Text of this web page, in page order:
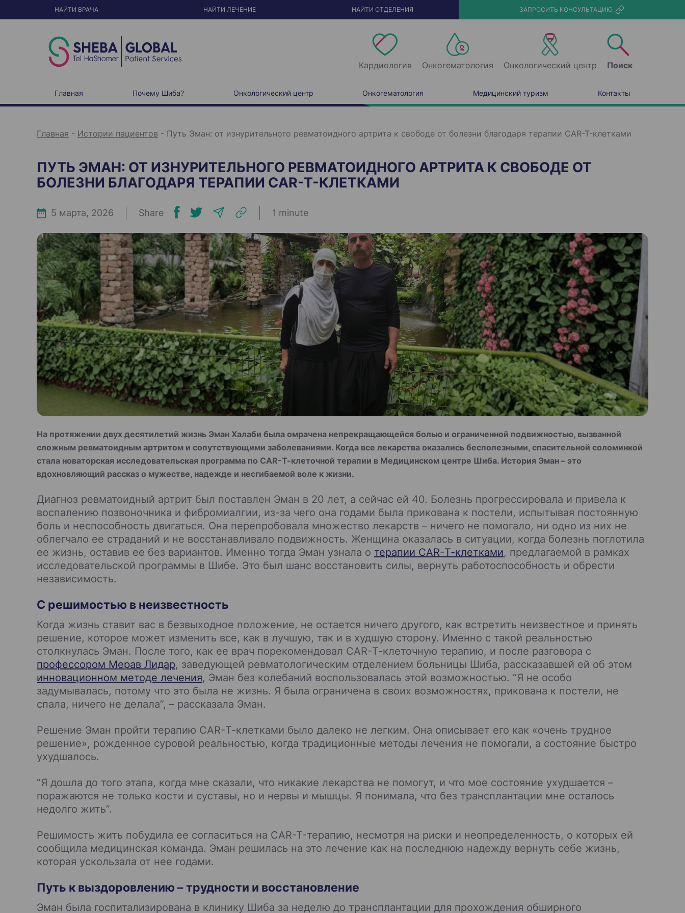
p
НАЙТИ ВРАЧА НАЙТИ ЛЕЧЕНИЕ НАЙТИ ОТДЕЛЕНИЯ ЗАПРОСИТЬ КОНСУЛЬТАЦИЮ
Кардиология Онкогематология Онкологический центр Поиск
Главная Почему Шиба? Онкологический центр Онкогематология Медицинский туризм Контакты
Главная - Истории пациентов - Путь Эман: от изнурительного ревматоидного артрита к свободе от болезни благодаря терапии CAR-T-клетками
ПУТЬ ЭМАН: ОТ ИЗНУРИТЕЛЬНОГО РЕВМАТОИДНОГО АРТРИТА К СВОБОДЕ ОТ
БОЛЕЗНИ БЛАГОДАРЯ ТЕРАПИИ CAR-T-КЛЕТКАМИ
5 марта, 2026 Share 1 minute
На протяжении двух десятилетий жизнь Эман Халаби была омрачена непрекращающейся болью и ограниченной подвижностью, вызванной
сложным ревматоидным артритом и сопутствующими заболеваниями. Когда все лекарства оказались бесполезными, спасительной соломинкой
стала новаторская исследовательская программа по CAR-Т-клеточной терапии в Медицинском центре Шиба. История Эман – это
вдохновляющий рассказ о мужестве, надежде и несгибаемой воле к жизни.
Диагноз ревматоидный артрит был поставлен Эман в 20 лет, а сейчас ей 40. Болезнь прогрессировала и привела к
воспалению позвоночника и фибромиалгии, из-за чего она годами была прикована к постели, испытывая постоянную
боль и неспособность двигаться. Она перепробовала множество лекарств – ничего не помогало, ни одно из них не
облегчало ее страданий и не восстанавливало подвижность. Женщина оказалась в ситуации, когда болезнь поглотила
ее жизнь, оставив ее без вариантов. Именно тогда Эман узнала о терапии CAR-Т-клетками, предлагаемой в рамках
исследовательской программы в Шибе. Это был шанс восстановить силы, вернуть работоспособность и обрести
независимость.
С решимостью в неизвестность
Когда жизнь ставит вас в безвыходное положение, не остается ничего другого, как встретить неизвестное и принять
решение, которое может изменить все, как в лучшую, так и в худшую сторону. Именно с такой реальностью
столкнулась Эман. После того, как ее врач порекомендовал CAR-Т-клеточную терапию, и после разговора с
профессором Мерав Лидар, заведующей ревматологическим отделением больницы Шиба, рассказавшей ей об этом
инновационном методе лечения, Эман без колебаний воспользовалась этой возможностью. “Я не особо
задумывалась, потому что это была не жизнь. Я была ограничена в своих возможностях, прикована к постели, не
спала, ничего не делала”, – рассказала Эман.
Решение Эман пройти терапию CAR-Т-клетками было далеко не легким. Она описывает его как «очень трудное
решение», рожденное суровой реальностью, когда традиционные методы лечения не помогали, а состояние быстро
ухудшалось.
“Я дошла до того этапа, когда мне сказали, что никакие лекарства не помогут, и что мое состояние ухудшается –
поражаются не только кости и суставы, но и нервы и мышцы. Я понимала, что без трансплантации мне осталось
недолго жить”.
Решимость жить побудила ее согласиться на CAR-T-терапию, несмотря на риски и неопределенность, о которых ей
сообщила медицинская команда. Эман решилась на это лечение как на последнюю надежду вернуть себе жизнь,
которая ускользала от нее годами.
Путь к выздоровлению – трудности и восстановление
Эман была госпитализирована в клинику Шиба за неделю до трансплантации для прохождения обширного